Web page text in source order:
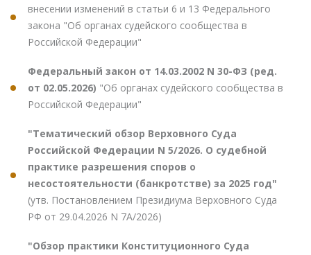
внесении изменений в статьи 6 и 13 Федерального
закона "Об органах судейского сообщества в
Российской Федерации"
Федеральный закон от 14.03.2002 N 30-ФЗ (ред.
от 02.05.2026) "Об органах судейского сообщества в
Российской Федерации"
"Тематический обзор Верховного Суда
Российской Федерации N 5/2026. О судебной
практике разрешения споров о
несостоятельности (банкротстве) за 2025 год"
(утв. Постановлением Президиума Верховного Суда
РФ от 29.04.2026 N 7А/2026)
"Обзор практики Конституционного Суда